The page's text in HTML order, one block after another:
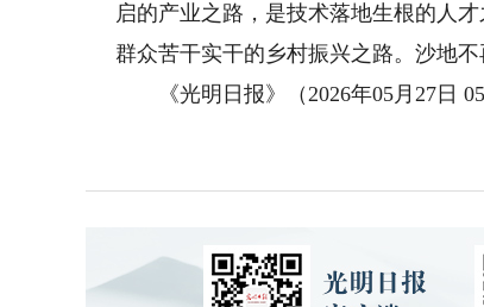
启的产业之路，是技术落地生根的人
群众苦干实干的乡村振兴之路。沙地
《光明日报》（2026年05月27日 05